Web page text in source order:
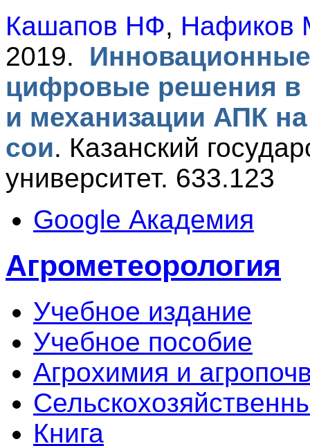
Кашапов НФ, Нафиков
2019.
цифровые решения в
и механизации АПК
сои. Казанский
университет. 633.123
Google Академия
Агрометеорология
Учебное издание
Учебное пособие
Агрохимия и
Книга